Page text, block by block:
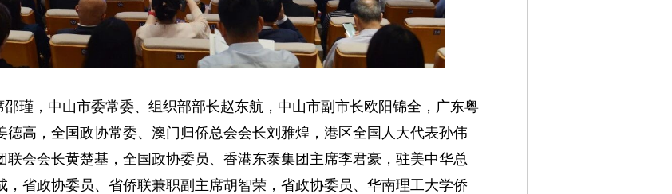
瑾，中山市委常委、组织部部长赵东航，中山市副市长欧阳锦全，广东粤
高，全国政协常委、澳门归侨总会会长刘雅煌，港区全国人大代表孙伟
联会会长黄楚基，全国政协委员、香港东泰集团主席李君豪，驻美中华总
，省政协委员、省侨联兼职副主席胡智荣，省政协委员、华南理工大学侨